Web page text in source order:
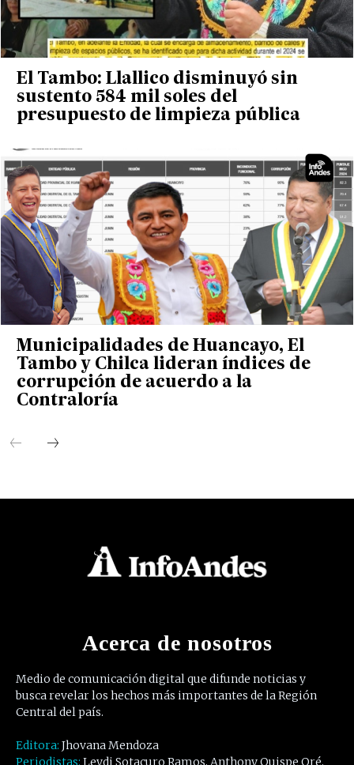
El Tambo: Llallico disminuyó sin
sustento 584 mil soles del
presupuesto de limpieza pública
Municipalidades de Huancayo, El
Tambo y Chilca lideran índices de
corrupción de acuerdo a la
Contraloría
Acerca de nosotros
Medio de comunicación digital que difunde noticias y
busca revelar los hechos más importantes de la Región
Central del país.
Editora: Jhovana Mendoza
Periodistas: Leydi Sotacuro Ramos, Anthony Quispe Oré,